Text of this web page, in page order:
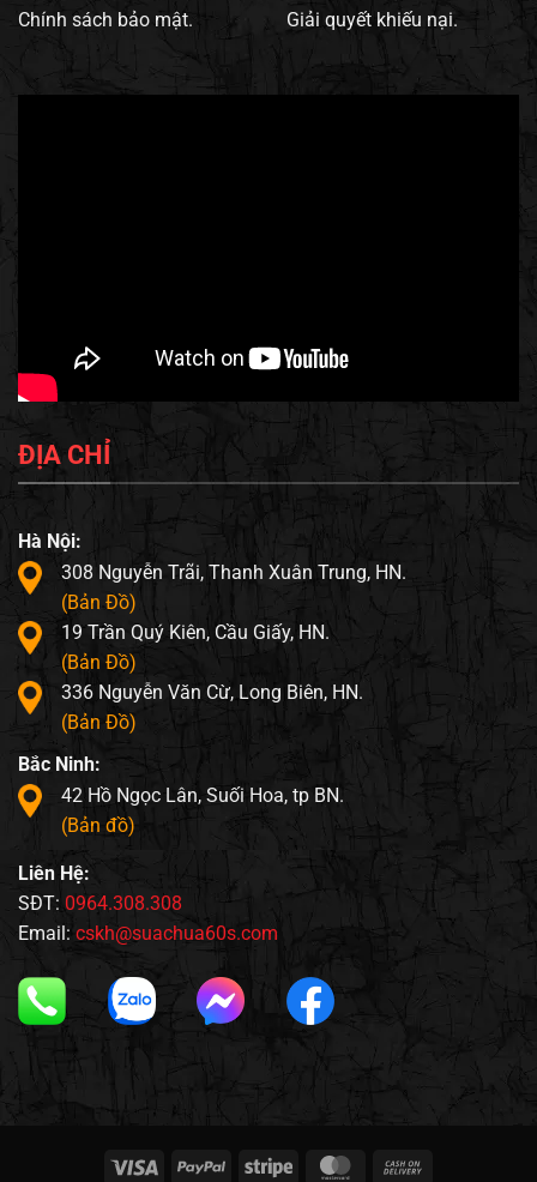
Chính sách bảo mật. Giải quyết khiếu nại.
ĐỊA CHỈ
Hà Nội:
308 Nguyễn Trãi, Thanh Xuân Trung, HN.
(Bản Đồ)
19 Trần Quý Kiên, Cầu Giấy, HN.
(Bản Đồ)
336 Nguyễn Văn Cừ, Long Biên, HN.
(Bản Đồ)
Bắc Ninh:
42 Hồ Ngọc Lân, Suối Hoa, tp BN.
(Bản đồ)
Liên Hệ:
SĐT: 0964.308.308
Email: cskh@suachua60s.com
Visa PayPal Stripe MasterCard